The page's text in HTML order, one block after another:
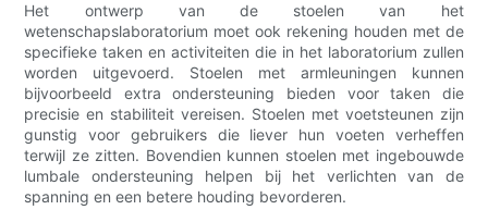
Het ontwerp van de stoelen van het
wetenschapslaboratorium moet ook rekening houden met de
specifieke taken en activiteiten die in het laboratorium zullen
worden uitgevoerd. Stoelen met armleuningen kunnen
bijvoorbeeld extra ondersteuning bieden voor taken die
precisie en stabiliteit vereisen. Stoelen met voetsteunen zijn
gunstig voor gebruikers die liever hun voeten verheffen
terwijl ze zitten. Bovendien kunnen stoelen met ingebouwde
lumbale ondersteuning helpen bij het verlichten van de
spanning en een betere houding bevorderen.